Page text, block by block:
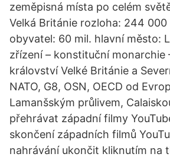
zeměpisná místa po celém
Velká Británie rozloha: 244
obyvatel: 60 mil. hlavní město:
zřízení – konstituční monarchie
království Velké Británie a
NATO, G8, OSN, OECD od
Lamanšským průlivem,
přehrávat západní filmy
skončení západních filmů
nahrávání ukončit kliknutím na